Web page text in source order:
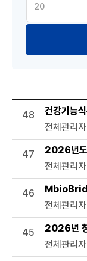
공지사항 목록으
48
건강기능
전체관리자
47
2026년도
전체관리자
46
전체관리자
45
2026년
전체관리자